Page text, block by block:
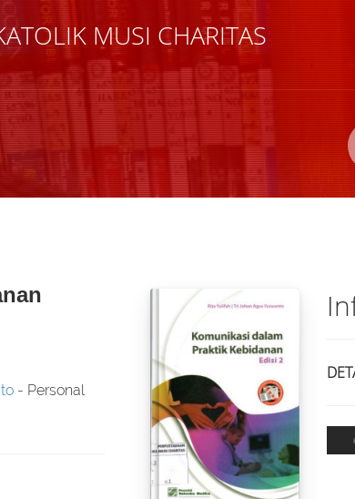
MUSI CHARITAS
- Personal
Pengarang
ISBN/ISSN